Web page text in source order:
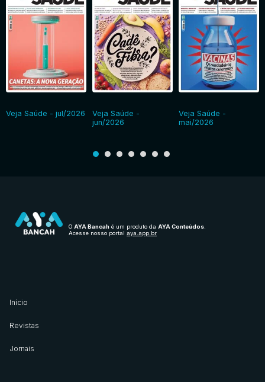
Veja Saúde - jul/2026
Veja Saúde -
jun/2026
Veja Saúde -
mai/2026
O AYA Bancah é um produto da AYA Conteúdos
Acesse nosso portal aya.app.br
Início
Revistas
Jornais